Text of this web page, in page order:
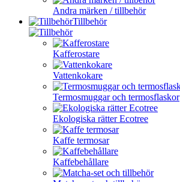
Andra märken / tillbehör
Tillbehör
Kafferostare
Vattenkokare
Termosmuggar och termosflaskor
Ekologiska rätter Ecotree
Kaffe termosar
Kaffebehållare